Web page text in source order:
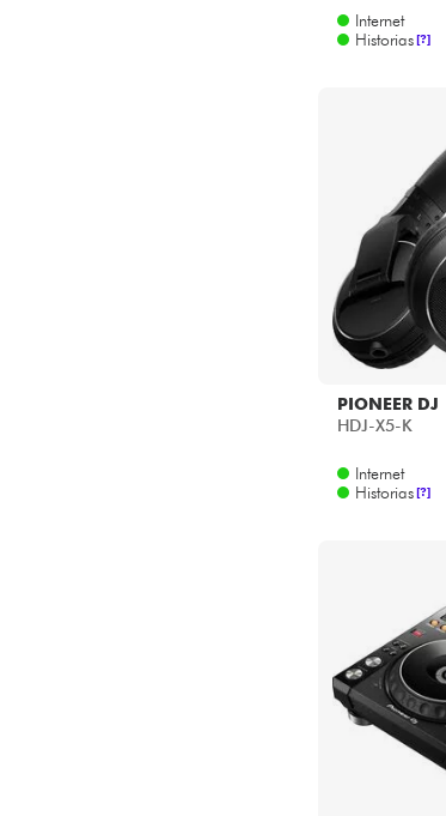
Internet
Historias[?]
PIONEER DJ
HDJ-X5-K
Internet
Historias[?]